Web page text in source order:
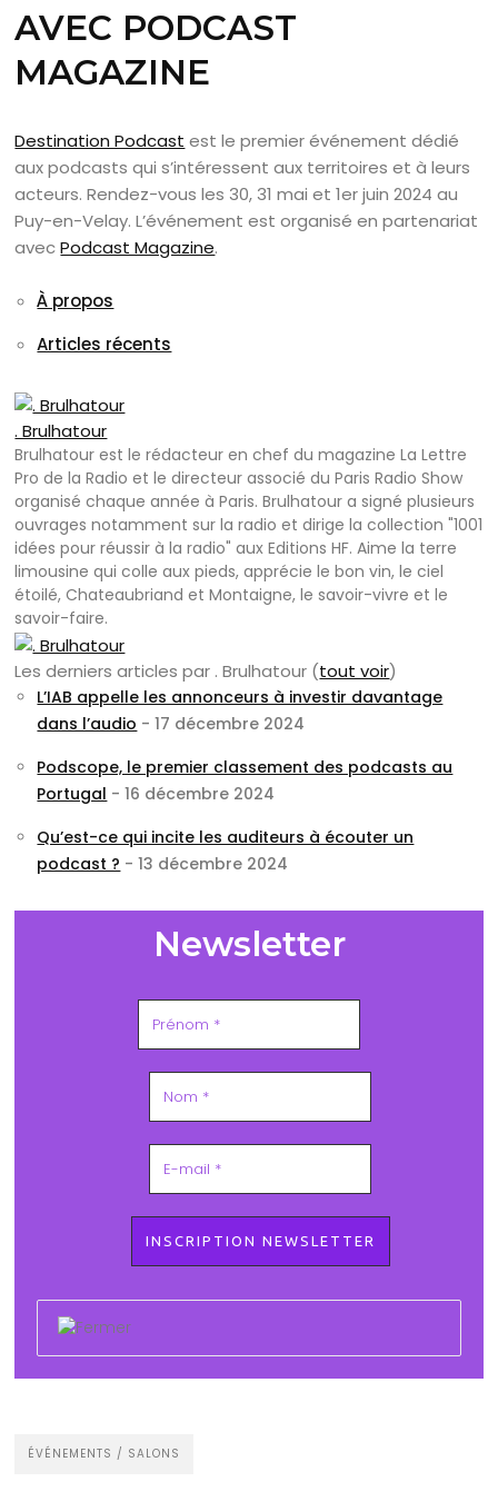
AVEC PODCAST
MAGAZINE
Destination Podcast est le premier événement dédié
aux podcasts qui s’intéressent aux territoires et à leurs
acteurs. Rendez-vous les 30, 31 mai et 1er juin 2024 au
Puy-en-Velay. L’événement est organisé en partenariat
avecPodcast Magazine.
À propos
Articles récents
. Brulhatour
Brulhatour est le rédacteur en chef du magazine La Lettre
Pro de la Radio et le directeur associé du Paris Radio Show
organisé chaque année à Paris. Brulhatour a signé plusieurs
ouvrages notamment sur la radio et dirige la collection "1001
idées pour réussir à la radio" aux Editions HF. Aime la terre
limousine qui colle aux pieds, apprécie le bon vin, le ciel
étoilé, Chateaubriand et Montaigne, le savoir-vivre et le
savoir-faire.
Les derniers articles par . Brulhatour (tout voir)
L’IAB appelle les annonceurs à investir davantage
dans l’audio - 17 décembre 2024
Podscope, le premier classement des podcasts au
Portugal - 16 décembre 2024
Qu’est-ce qui incite les auditeurs à écouter un
podcast ? - 13 décembre 2024
Newsletter
ÉVÉNEMENTS / SALONS